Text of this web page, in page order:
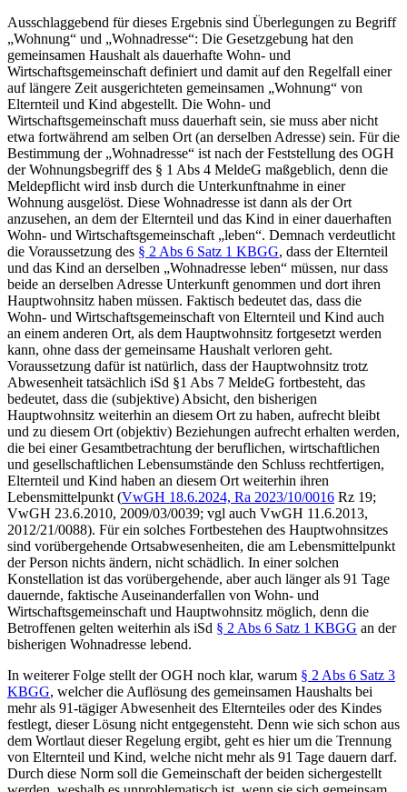
Ausschlaggebend für dieses Ergebnis sind Überlegungen zu Begriff
„Wohnung“ und „Wohnadresse“: Die Gesetzgebung hat den
gemeinsamen Haushalt als dauerhafte Wohn- und
Wirtschaftsgemeinschaft definiert und damit auf den Regelfall einer
auf längere Zeit ausgerichteten gemeinsamen „Wohnung“ von
Elternteil und Kind abgestellt. Die Wohn- und
Wirtschaftsgemeinschaft muss dauerhaft sein, sie muss aber nicht
etwa fortwährend am selben Ort (an derselben Adresse) sein. Für die
Bestimmung der „Wohnadresse“ ist nach der Feststellung des OGH
der Wohnungsbegriff des § 1 Abs 4 MeldeG maßgeblich, denn die
Meldepflicht wird insb durch die Unterkunftnahme in einer
Wohnung ausgelöst. Diese Wohnadresse ist dann als der Ort
anzusehen, an dem der Elternteil und das Kind in einer dauerhaften
Wohn- und Wirtschaftsgemeinschaft „leben“. Demnach verdeutlicht
die Voraussetzung des § 2 Abs 6 Satz 1 KBGG, dass der Elternteil
und das Kind an derselben „Wohnadresse leben“ müssen, nur dass
beide an derselben Adresse Unterkunft genommen und dort ihren
Hauptwohnsitz haben müssen. Faktisch bedeutet das, dass die
Wohn- und Wirtschaftsgemeinschaft von Elternteil und Kind auch
an einem anderen Ort, als dem Hauptwohnsitz fortgesetzt werden
kann, ohne dass der gemeinsame Haushalt verloren geht.
Voraussetzung dafür ist natürlich, dass der Hauptwohnsitz trotz
Abwesenheit tatsächlich iSd §1 Abs 7 MeldeG fortbesteht, das
bedeutet, dass die (subjektive) Absicht, den bisherigen
Hauptwohnsitz weiterhin an diesem Ort zu haben, aufrecht bleibt
und zu diesem Ort (objektiv) Beziehungen aufrecht erhalten werden,
die bei einer Gesamtbetrachtung der beruflichen, wirtschaftlichen
und gesellschaftlichen Lebensumstände den Schluss rechtfertigen,
Elternteil und Kind haben an diesem Ort weiterhin ihren
Lebensmittelpunkt (VwGH 18.6.2024, Ra 2023/10/0016 Rz 19;
VwGH 23.6.2010, 2009/03/0039; vgl auch VwGH 11.6.2013,
2012/21/0088). Für ein solches Fortbestehen des Hauptwohnsitzes
sind vorübergehende Ortsabwesenheiten, die am Lebensmittelpunkt
der Person nichts ändern, nicht schädlich. In einer solchen
Konstellation ist das vorübergehende, aber auch länger als 91 Tage
dauernde, faktische Auseinanderfallen von Wohn- und
Wirtschaftsgemeinschaft und Hauptwohnsitz möglich, denn die
Betroffenen gelten weiterhin als iSd § 2 Abs 6 Satz 1 KBGG an der
bisherigen Wohnadresse lebend.
In weiterer Folge stellt der OGH noch klar, warum § 2 Abs 6 Satz 3
KBGG, welcher die Auflösung des gemeinsamen Haushalts bei
mehr als 91-tägiger Abwesenheit des Elternteiles oderdes Kindes
festlegt, dieser Lösung nicht entgegensteht. Denn wie sich schon aus
dem Wortlaut dieser Regelung ergibt, geht es hier um die Trennung
von Elternteil und Kind, welche nicht mehr als 91 Tage dauern darf.
Durch diese Norm soll die Gemeinschaft der beiden sichergestellt